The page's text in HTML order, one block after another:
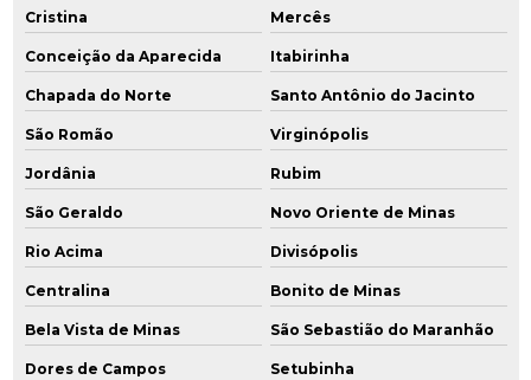
Cristina Mercês
Conceição da Aparecida Itabirinha
Chapada do Norte Santo Antônio do Jacinto
São Romão Virginópolis
Jordânia Rubim
São Geraldo Novo Oriente de Minas
Rio Acima Divisópolis
Centralina Bonito de Minas
Bela Vista de Minas São Sebastião do Maranhão
Dores de Campos Setubinha